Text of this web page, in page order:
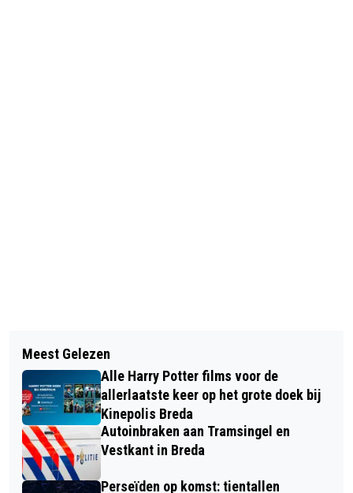
WINACTIE! WAT IS JOUW FAVORIETE
BREDASE WEBSHOP?
NACHTAFSLUITING MERWEDEBRUG
GORINCHEM WEGENS ONDERHOUD
Meest Gelezen
Alle Harry Potter films voor de
allerlaatste keer op het grote doek bij
Kinepolis Breda
Autoinbraken aan Tramsingel en
Vestkant in Breda
Perseïden op komst: tientallen